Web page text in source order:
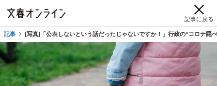
記事に戻る
記事 [写真]「公表しないという話だったじゃないですか！」行政の“コロナ